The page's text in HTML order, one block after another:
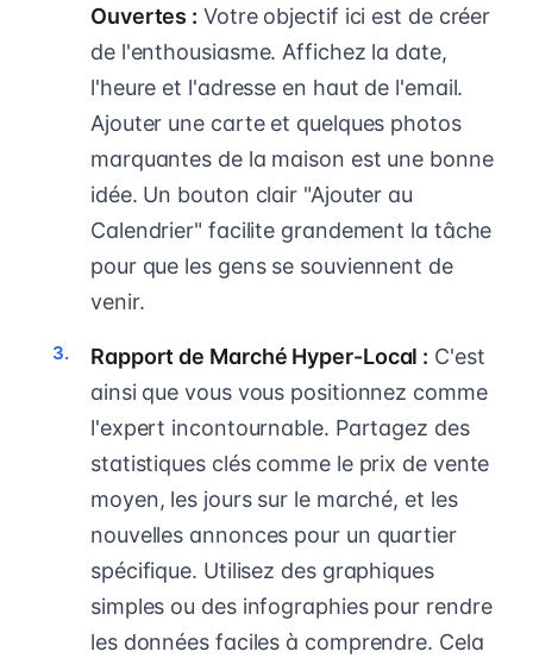
Ouvertes : Votre objectif ici est de créer
de l'enthousiasme. Affichez la date,
l'heure et l'adresse en haut de l'email.
Ajouter une carte et quelques photos
marquantes de la maison est une bonne
idée. Un bouton clair "Ajouter au
Calendrier" facilite grandement la tâche
pour que les gens se souviennent de
venir.
Rapport de Marché Hyper-Local : C'est
ainsi que vous vous positionnez comme
l'expert incontournable. Partagez des
statistiques clés comme le prix de vente
moyen, les jours sur le marché, et les
nouvelles annonces pour un quartier
spécifique. Utilisez des graphiques
simples ou des infographies pour rendre
les données faciles à comprendre. Cela